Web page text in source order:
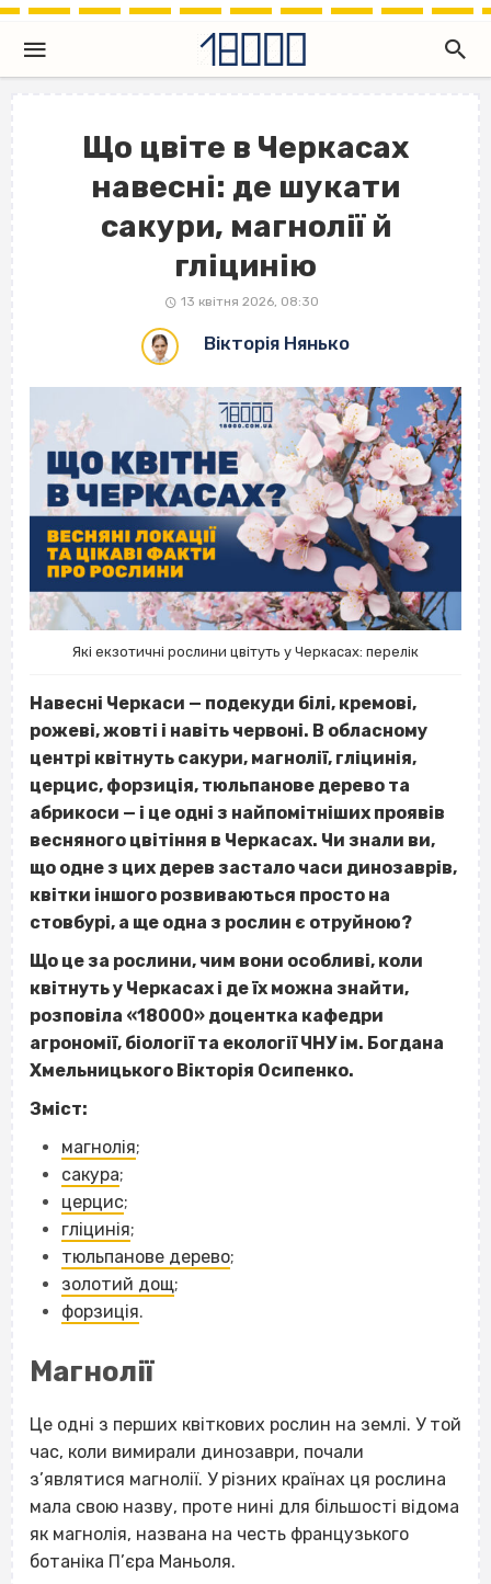
Що цвіте в Черкасах
навесні: де шукати
сакури, магнолії й
гліцинію
13 квітня 2026, 08:30
Вікторія Нянько
Які екзотичні рослини цвітуть у Черкасах: перелік
Навесні Черкаси — подекуди білі, кремові,
рожеві, жовті і навіть червоні. В обласному
центрі квітнуть сакури, магнолії, гліцинія,
церцис, форзиція, тюльпанове дерево та
абрикоси — і це одні з найпомітніших проявів
весняного цвітіння в Черкасах. Чи знали ви,
що одне з цих дерев застало часи динозаврів,
квітки іншого розвиваються просто на
стовбурі, а ще одна з рослин є отруйною?
Що це за рослини, чим вони особливі, коли
квітнуть у Черкасах і де їх можна знайти,
розповіла «18000» доцентка кафедри
агрономії, біології та екології ЧНУ ім. Богдана
Хмельницького Вікторія Осипенко.
Зміст:
магнолія;
сакура;
церцис;
гліцинія;
тюльпанове дерево;
золотий дощ;
форзиція.
Магнолії
Це одні з перших квіткових рослин на землі. У той
час, коли вимирали динозаври, почали
з’являтися магнолії. У різних країнах ця рослина
мала свою назву, проте нині для більшості відома
як магнолія, названа на честь французького
ботаніка П’єра Маньоля.